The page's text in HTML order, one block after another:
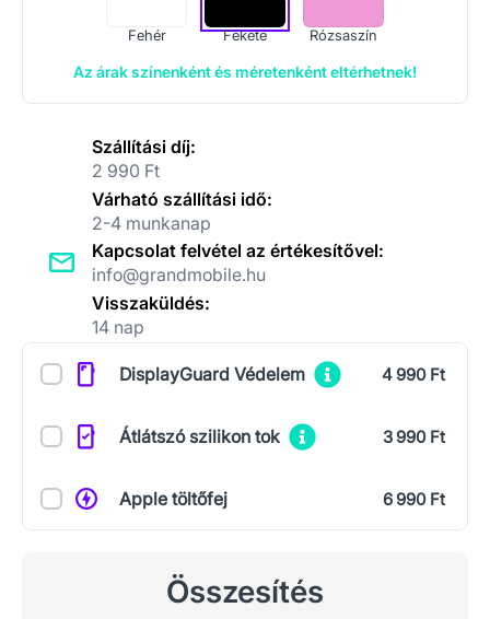
Fehér Fekete Rózsaszín
Az árak színenként és méretenként eltérhetnek!
Szállítási díj:
2 990 Ft
Várható szállítási idő:
2-4 munkanap
Kapcsolat felvétel az értékesítővel:
info@grandmobile.hu
Visszaküldés:
14 nap
KiegészítőkDisplayGuard Védelem 4 990 Ft
Átlátszó szilikon tok 3 990 Ft
Apple töltőfej 6 990 Ft
Összesítés